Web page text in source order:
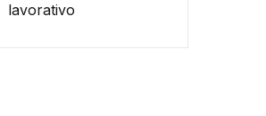
lavorativo